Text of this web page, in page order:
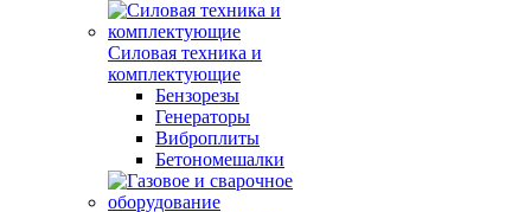
Силовая техника и
комплектующие
Бензорезы
Генераторы
Виброплиты
Бетономешалки